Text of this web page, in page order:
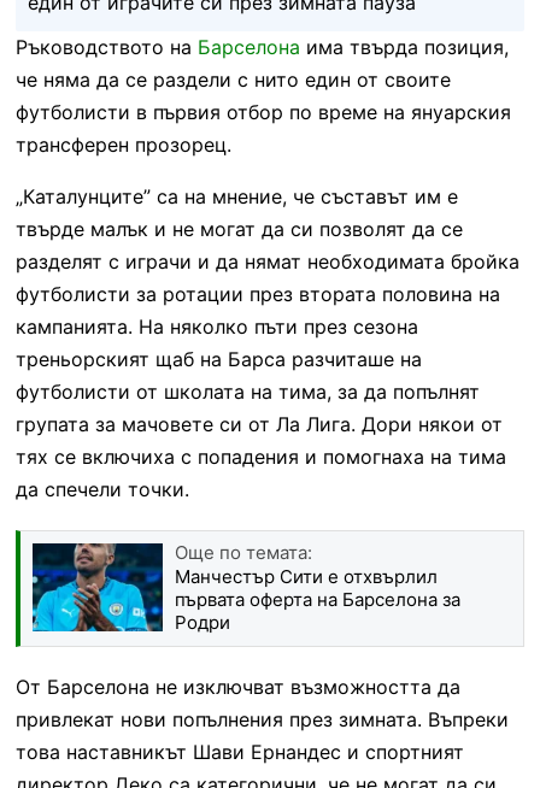
Ръководството на Барселона има твърда позиция,
че няма да се раздели с нито един от своите
футболисти в първия отбор по време на януарския
трансферен прозорец.
„Каталунците” са на мнение, че съставът им е
твърде малък и не могат да си позволят да се
разделят с играчи и да нямат необходимата бройка
футболисти за ротации през втората половина на
кампанията. На няколко пъти през сезона
треньорският щаб на Барса разчиташе на
футболисти от школата на тима, за да попълнят
групата за мачовете си от Ла Лига. Дори някои от
тях се включиха с попадения и помогнаха на тима
да спечели точки.
Още по темата:
Манчестър Сити е отхвърлил
първата оферта на Барселона за
Родри
От Барселона не изключват възможността да
привлекат нови попълнения през зимната. Въпреки
това наставникът Шави Ернандес и спортният